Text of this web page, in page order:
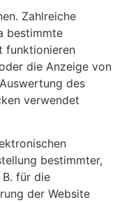
Zahlreiche
bestimmte
funktionieren
die Anzeige von
des
verwendet
bestimmter,
für die
der Website